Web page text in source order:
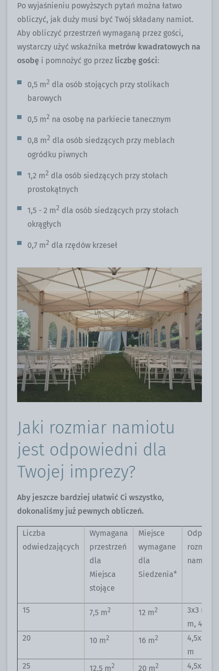
Po wyjaśnieniu powyższych pytań można łatwo
obliczyć, jak duży musi być Twój składany namiot.
Aby obliczyć przestrzeń wymaganą przez gości,
wystarczy użyć wskaźnika metrów kwadratowych na
osobę i pomnożyć go przez liczbę gości:
0,5 m2 dla osób stojących przy stolikach
barowych
0,5 m2 na osobę na parkiecie tanecznym
0,8 m2 dla osób siedzących przy meblach
ogródku piwnych
1,2 m2 dla osób siedzących przy stołach
prostokątnych
1,5 - 2 m2 dla osób siedzących przy stołach
okrągłych
0,7 m2 dla rzędów krzeseł
Jaki rozmiar namiotu
jest odpowiedni dla
Twojej imprezy?
Aby jeszcze bardziej ułatwić Ci wszystko,
dokonaliśmy już pewnych obliczeń.
Liczba
odwiedzających
Wymagana
przestrzeń
dla
Miejsca
stojące
Miejsce
wymagane
dla
Siedzenia*
rozmiar
namiotu
15 7,5 m2 12 m2
3x3 m,
m, 4,5x3
20
10 m2 16 m2
4,5x3 m,
m
25
12,5 m2 20 m2 4,5x3 m,